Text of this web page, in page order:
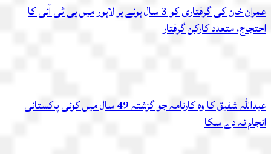
عمران خان کی گرفتاری کو 3 سال ہونے پر لاہور میں پی ٹی آئی کا
احتجاج، متعدد کارکن گرفتار
عبداللہ شفیق کا وہ کارنامہ جو گزشتہ 49 سال میں کوئی پاکستانی
انجام نہ دے سکا